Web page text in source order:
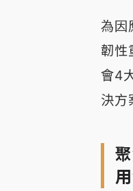
為因
韌性
會4
決方